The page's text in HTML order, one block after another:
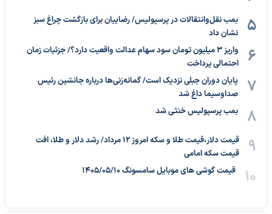
بمب نقل‌وانتقالات در پرسپولیس/ رضاییان برای بازگشت چراغ سبز
نشان داد
واریز ۳ میلیون تومان سود سهام عدالت واقعیت دارد؟/ جزئیات زمان
احتمالی پرداخت
پایان دوران جبلی نزدیک است/ گمانه‌زنی‌ها درباره جانشین رئیس
صداوسیما داغ شد
بمب پرسپولیس خنثی شد
قیمت دلار،قیمت طلا و سکه امروز ۱۲ مرداد/ رشد دلار و طلا، افت
قیمت سکه امامی
قیمت گوشی های موبایل سامسونگ 1405/05/10